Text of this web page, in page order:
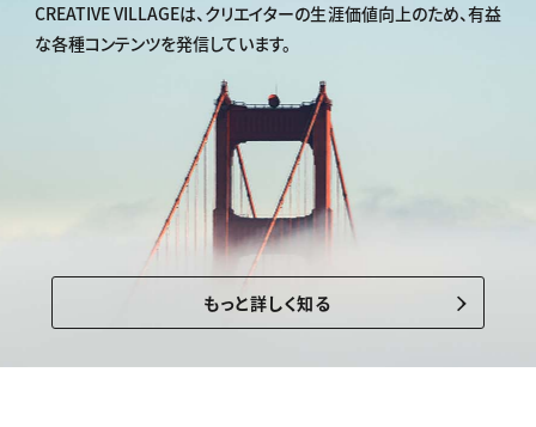
CREATIVE VILLAGEは、クリエイターの生涯価値向上のため、有益
な各種コンテンツを発信しています。
もっと詳しく知る